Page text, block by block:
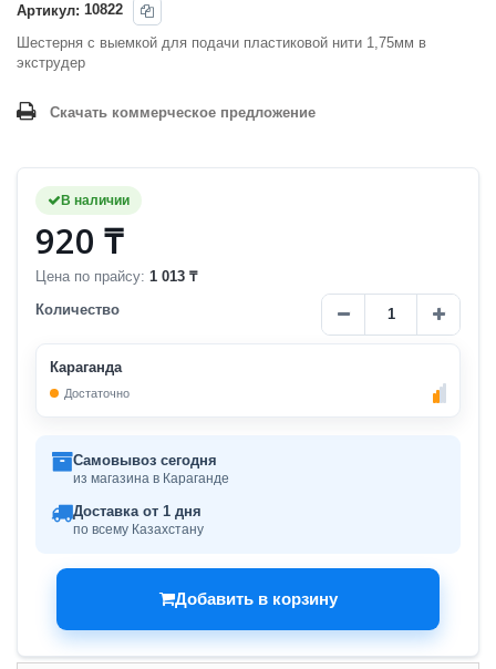
Артикул: 10822
Шестерня с выемкой для подачи пластиковой нити 1,75мм в
экструдер
Скачать коммерческое предложение
В наличии
920 ₸
Цена по прайсу: 1 013 ₸
Количество
Караганда
Достаточно
Самовывоз сегодня
из магазина в Караганде
Доставка от 1 дня
по всему Казахстану
Добавить в корзину